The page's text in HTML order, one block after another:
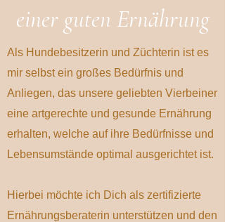
einer guten Ernährung
Als Hundebesitzerin und Züchterin ist es
mir selbst ein großes Bedürfnis und
Anliegen, das unsere geliebten Vierbeiner
eine artgerechte und gesunde Ernährung
erhalten, welche auf ihre Bedürfnisse und
Lebensumstände optimal ausgerichtet ist.
Hierbei möchte ich Dich als zertifizierte
Ernährungsberaterin unterstützen und den